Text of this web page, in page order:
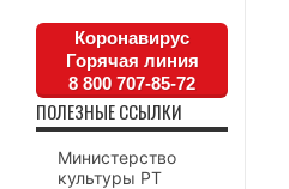
Коронавирус
Горячая линия
8 800 707-85-72
ПОЛЕЗНЫЕ ССЫЛКИ
Министерство
культуры РТ